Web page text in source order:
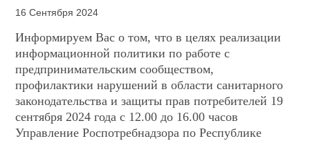
16 Сентября 2024
Информируем Вас о том, что в целях реализации
информационной политики по работе с
предпринимательским сообществом,
профилактики нарушений в области санитарного
законодательства и защиты прав потребителей 19
сентября 2024 года с 12.00 до 16.00 часов
Управление Роспотребнадзора по Республике